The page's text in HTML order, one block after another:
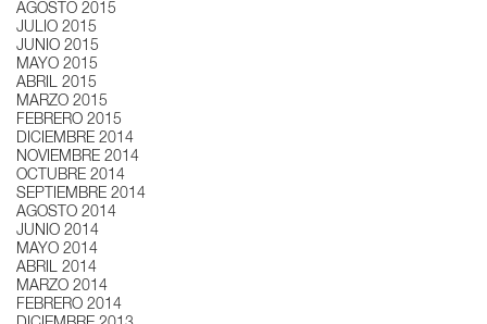
AGOSTO 2015
JULIO 2015
JUNIO 2015
MAYO 2015
ABRIL 2015
MARZO 2015
FEBRERO 2015
DICIEMBRE 2014
NOVIEMBRE 2014
OCTUBRE 2014
SEPTIEMBRE 2014
AGOSTO 2014
JUNIO 2014
MAYO 2014
ABRIL 2014
MARZO 2014
FEBRERO 2014